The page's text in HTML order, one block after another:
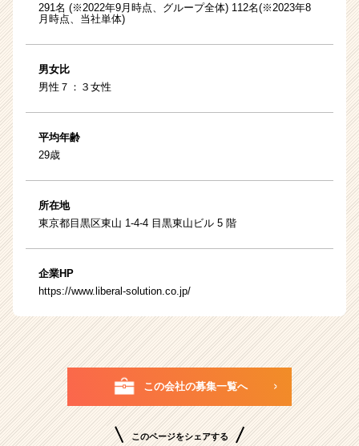
291名 (※2022年9月時点、グループ全体) 112名(※2023年8
月時点、当社単体)
男女比
男性７：３女性
平均年齢
29歳
所在地
東京都目黒区東山 1‐4‐4 目黒東山ビル 5 階
企業HP
https://www.liberal-solution.co.jp/
この会社の募集一覧へ
このページをシェアする